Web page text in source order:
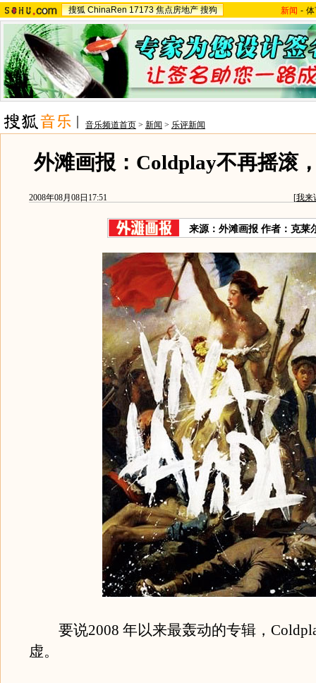
搜狐 ChinaRen 17173 焦点房地产 搜狗 新闻 -
音乐频道首页 > 新闻 > 乐评新闻
外滩画报：Coldplay不再摇滚
2008年08月08日17:51 [我来
来源：外滩画报 作者：克莱
要说2008 年以来最轰动的专辑，
虚。